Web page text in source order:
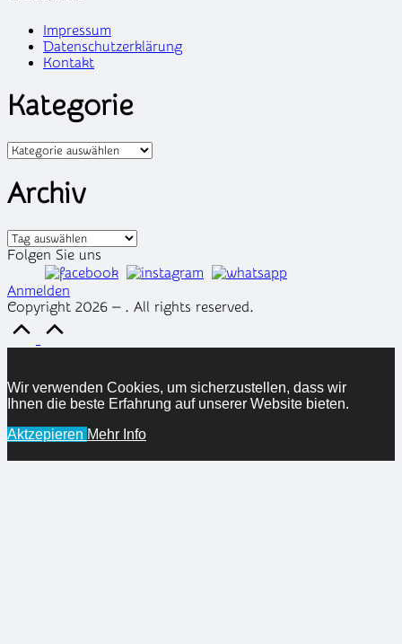
Impressum
Datenschutzerklärung
Kontakt
Kategorie
Kategorien
Archiv
Archiv
Folgen Sie uns
Anmelden
Copyright 2026 — . All rights reserved.
Wir verwenden Cookies, um sicherzustellen, dass wir
Ihnen die beste Erfahrung auf unserer Website bieten.
Aktzepieren Mehr Info